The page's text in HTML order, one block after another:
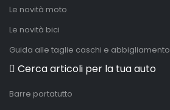
Le novità moto
Le novità bici
Guida alle taglie caschi e abbigliamento
Cerca articoli per la tua auto
Barre portatutto